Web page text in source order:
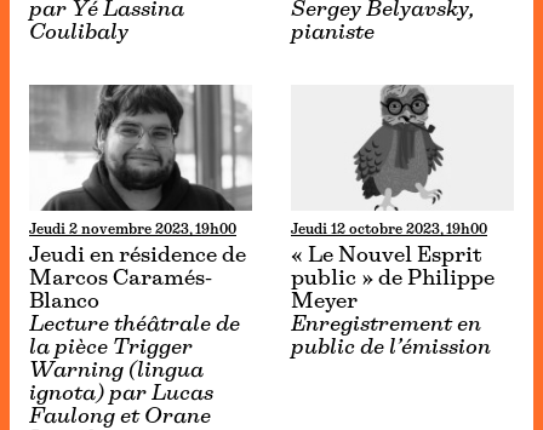
par Yé Lassina
Coulibaly
Sergey Belyavsky,
pianiste
Jeudi 2 novembre 2023, 19h00
Jeudi en résidence de
Marcos Caramés-
Blanco
Lecture théâtrale de
la pièce Trigger
Warning (lingua
ignota) par Lucas
Faulong et Orane
Jeudi 12 octobre 2023, 19h00
« Le Nouvel Esprit
public » de Philippe
Meyer
Enregistrement en
public de l’émission